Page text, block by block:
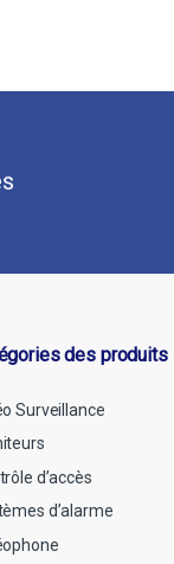
des produits
Surveillance
d’accès
d’alarme